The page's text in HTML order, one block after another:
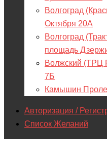
Волгоград
Октября 20А
Волгоград
площадь
Волжский (ТРЦ
7Б
Камышин
Авторизация /
Список Желаний